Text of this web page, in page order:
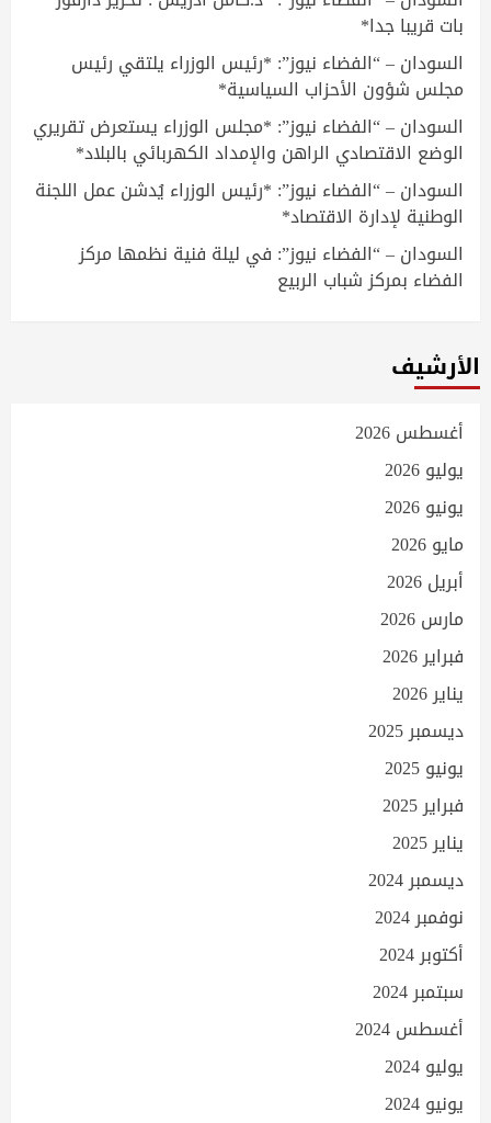
بات قريبا جدا*
السودان – “الفضاء نيوز”: *رئيس الوزراء يلتقي رئيس
مجلس شؤون الأحزاب السياسية*
السودان – “الفضاء نيوز”: *مجلس الوزراء يستعرض تقريري
الوضع الاقتصادي الراهن والإمداد الكهربائي بالبلاد*
السودان – “الفضاء نيوز”: *رئيس الوزراء يُدشن عمل اللجنة
الوطنية لإدارة الاقتصاد*
السودان – “الفضاء نيوز”: في ليلة فنية نظمها مركز
الفضاء بمركز شباب الربيع
الأرشيف
أغسطس 2026
يوليو 2026
يونيو 2026
مايو 2026
أبريل 2026
مارس 2026
فبراير 2026
يناير 2026
ديسمبر 2025
يونيو 2025
فبراير 2025
يناير 2025
ديسمبر 2024
نوفمبر 2024
أكتوبر 2024
سبتمبر 2024
أغسطس 2024
يوليو 2024
يونيو 2024